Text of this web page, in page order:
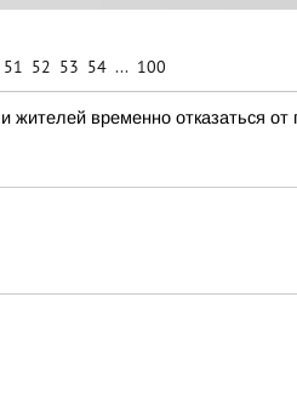
51 52 53 54 ... 100
временно отказаться